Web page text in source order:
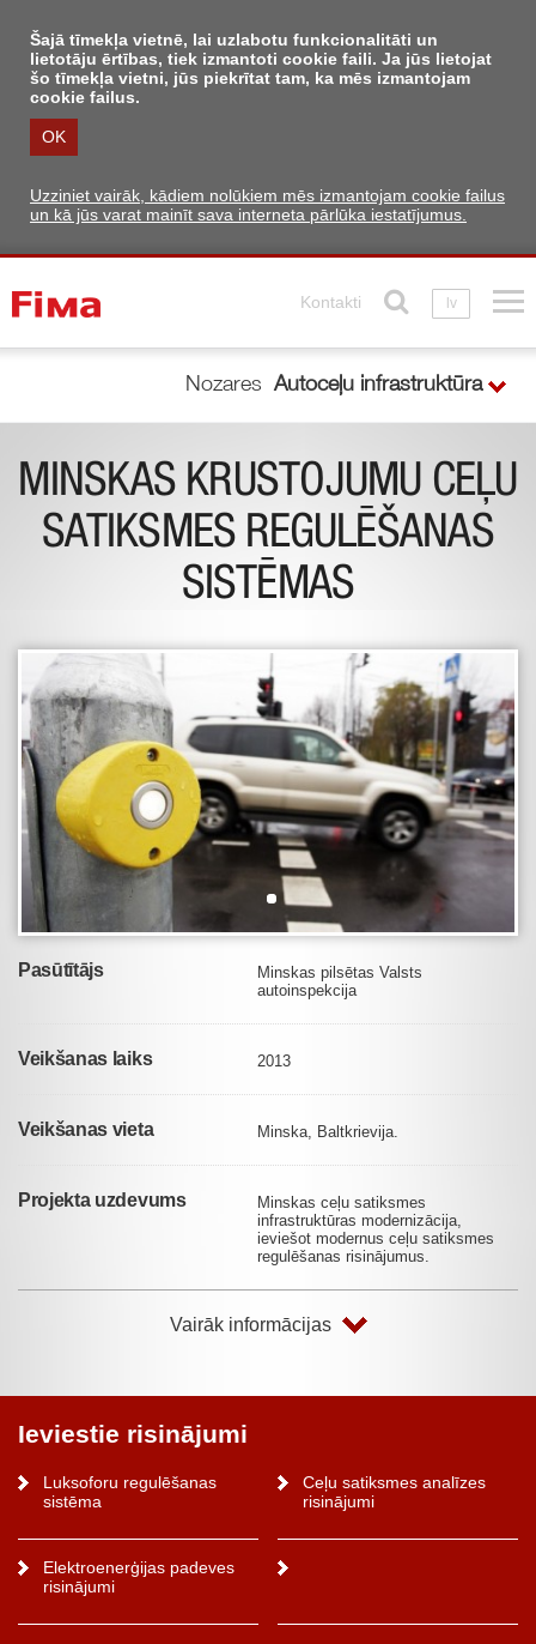
Šajā tīmekļa vietnē, lai uzlabotu funkcionalitāti un
lietotāju ērtības, tiek izmantoti cookie faili. Ja jūs lietojat
šo tīmekļa vietni, jūs piekrītat tam, ka mēs izmantojam
cookie failus.
OK
Uzziniet vairāk, kādiem nolūkiem mēs izmantojam cookie failus
un kā jūs varat mainīt sava interneta pārlūka iestatījumus.
Kontakti lv
Nozares Autoceļu infrastruktūra
MINSKAS KRUSTOJUMU CEĻU
SATIKSMES REGULĒŠANAS
SISTĒMAS
Pasūtītājs
Minskas pilsētas Valsts
autoinspekcija
Veikšanas laiks 2013
Veikšanas vieta Minska, Baltkrievija.
Projekta uzdevums
Minskas ceļu satiksmes
infrastruktūras modernizācija,
ieviešot modernus ceļu satiksmes
regulēšanas risinājumus.
Vairāk informācijas
Ieviestie risinājumi
Luksoforu regulēšanas
sistēma
Ceļu satiksmes analīzes
risinājumi
Elektroenerģijas padeves
risinājumi